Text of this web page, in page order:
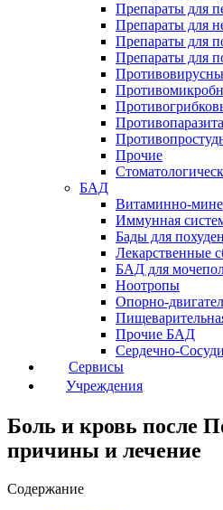
Препараты для
Препараты для
Препараты для
Препараты для
Прочие
БАД
Витаминно-
Иммунная
Бады для
Лекарственные
БАД для
Ноотропы
Опорно-
Прочие БАД
Сердечно-
Сервисы
Учреждения
Боль и кровь после
причины и лечение
Содержание